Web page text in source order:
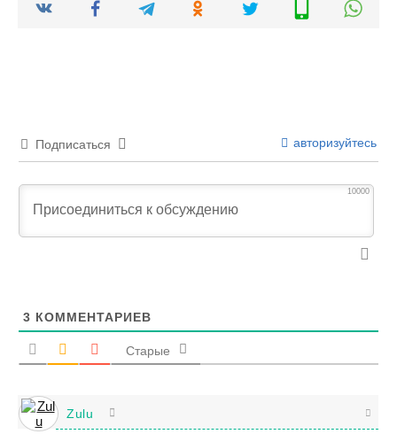
Подписаться авторизуйтесь
10000
3 КОММЕНТАРИЕВ
Старые
Zulu